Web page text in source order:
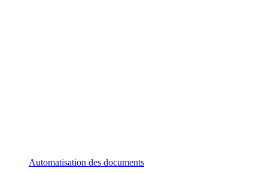
Automatisation des documents